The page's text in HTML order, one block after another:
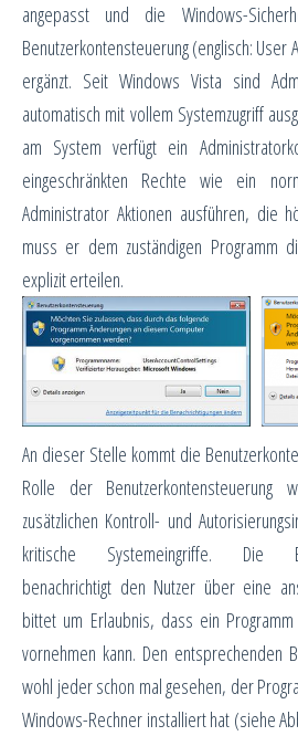
angepasst und die Windows-
Benutzerkontensteuerung (englisch: User
ergänzt. Seit Windows Vista sind
automatisch mit vollem Systemzugriff
am System verfügt ein
eingeschränkten Rechte wie ein
Administrator Aktionen ausführen, die
muss er dem zuständigen Programm
explizit erteilen.
An dieser Stelle kommt die
Rolle der
zusätzlichen Kontroll- und
kritische Systemeingriffe. Die
benachrichtigt den Nutzer über eine
bittet um Erlaubnis, dass ein
vornehmen kann. Den entsprechenden
wohl jeder schon mal gesehen, der
Windows-Rechner installiert hat (siehe